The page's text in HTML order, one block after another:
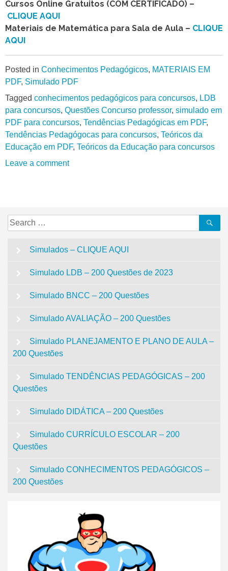
Cursos Online Gratuitos (COM CERTIFICADO) –
CLIQUE AQUI
Materiais de Matemática para Sala de Aula – CLIQUE
AQUI
Posted in Conhecimentos Pedagógicos, MATERIAIS EM
PDF, Simulado PDF
Tagged conhecimentos pedagógicos para concursos, LDB
para concursos, Questões Concurso professor, simulado em
PDF para concursos, Tendências Pedagógicas em PDF,
Tendências Pedagógocas para concursos, Teóricos da
Educação em PDF, Teóricos da Educação para concursos
Leave a comment
Search
for:
Simulados – CLIQUE AQUI
Simulado LDB – 200 Questões de 2023
Simulado BNCC – 200 Questões
Simulado AVALIAÇÃO – 200 Questões
Simulado PLANEJAMENTO E PLANO DE AULA –
200 Questões
Simulado TENDÊNCIAS PEDAGÓGICAS – 200
Questões
Simulado DIDÁTICA – 200 Questões
Simulado CURRÍCULO ESCOLAR – 200
Questões
Simulado CONHECIMENTOS PEDAGÓGICOS –
200 Questões